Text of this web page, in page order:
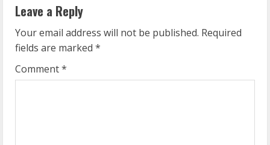
n
u
e
Leave a Reply
Your email address will not be published. Required
fields are marked *
Comment*